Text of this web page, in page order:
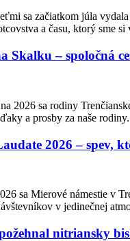
sa začiatkom júla
a času, ktorý sme
Skalku – spoločná
2026 sa rodiny
a prosby za naše rodiny.
2026 – spev,
sa Mierové námestie v
v jedinečnej
nitriansky